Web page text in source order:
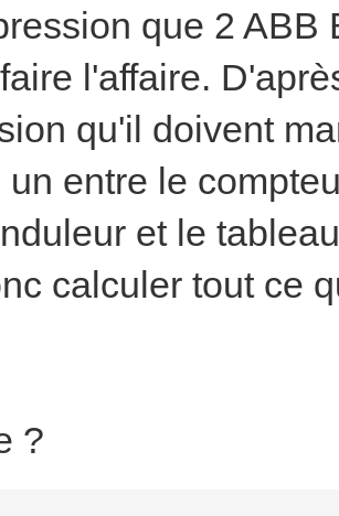
que 2 ABB
l'affaire.
qu'il doivent
un entre le
et le
calculer tout ce
?